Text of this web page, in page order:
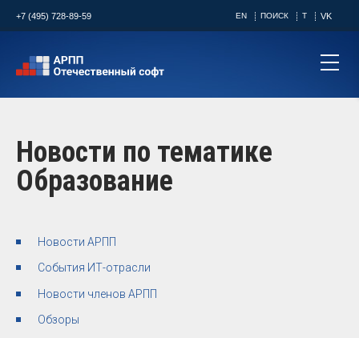
+7 (495) 728-89-59 EN ПОИСК T VK
Новости по тематике
Образование
Новости АРПП
События ИТ-отрасли
Новости членов АРПП
Обзоры